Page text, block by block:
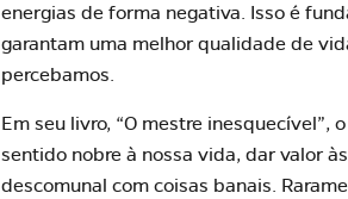
energias de forma negativa. Isso é
garantam uma melhor qualidade de
percebamos.
Em seu livro, “O mestre
sentido nobre à nossa vida, dar valor
descomunal com coisas banais.